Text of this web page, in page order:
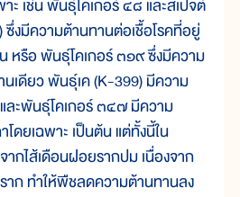
ะ เช่น พันธุ์โคเกอร์ ๔๘ และสเปจต์
งมีความต้านทานต่อเชื้อโรคที่อยู่
หรือ พันธุ์โคเกอร์ ๓๑๙ ซึ่งมีความ
เดียว พันธุ์เค (K-399) มีความ
ละพันธุ์โคเกอร์ ๓๔๗ มีความ
โดยเฉพาะ เป็นต้น แต่ทั้งนี้ใน
กไส้เดือนฝอยรากปม เนื่องจาก
าก ทำให้พืชลดความต้านทานลง